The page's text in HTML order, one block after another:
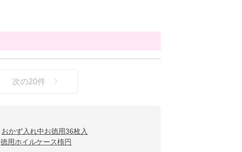
次の20件
おかず入れ中お徳用36枚入
徳用ホイルケース楕円